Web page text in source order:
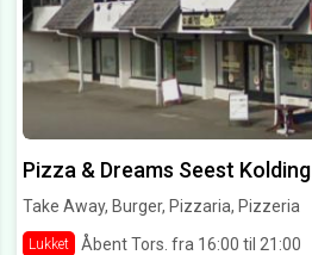
Pizza & Dreams Seest Kolding
Take Away, Burger, Pizzaria, Pizzeria
Lukket Åbent Tors. fra 16:00 til 21:00